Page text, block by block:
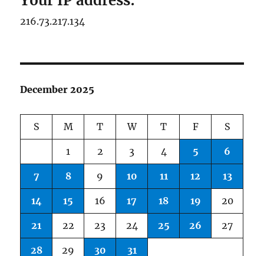
216.73.217.134
December 2025
S M T W T F S
1 2 3 4 5 6
7 8 9 10 11 12 13
14 15 16 17 18 19 20
21 22 23 24 25 26 27
28 29 30 31